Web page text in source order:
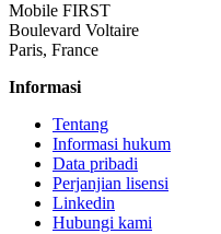
Mobile FIRST
Boulevard Voltaire
Paris, France
Informasi
Tentang
Informasi hukum
Data pribadi
Perjanjian lisensi
Linkedin
Hubungi kami